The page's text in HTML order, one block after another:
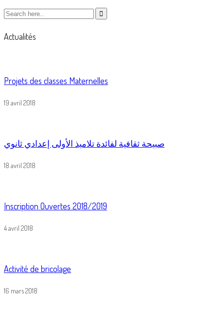
Actualités
Projets des classes Maternelles
19 avril 2018
صبيحة ثقافية لفائدة تلاميذ الأولى إعدادي ثانوي
18 avril 2018
Inscription Ouvertes 2018/2019
4 avril 2018
Activité de bricolage
16 mars 2018